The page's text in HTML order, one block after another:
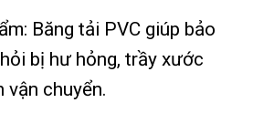
Băng tải PVC giúp bảo
bị hư hỏng, trầy xước
chuyển.